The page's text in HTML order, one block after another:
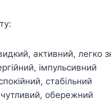
активний, легко
імпульсивний
стабільний
обережний